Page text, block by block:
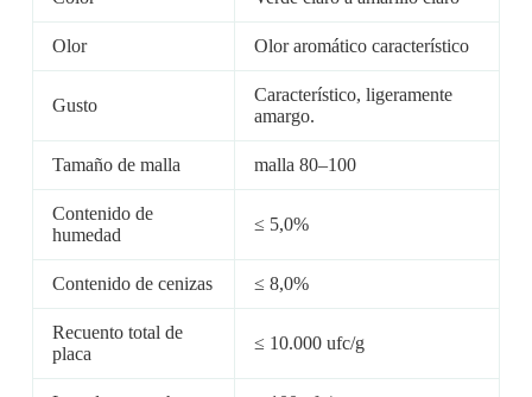
Olor Olor aromático característico
Gusto
Característico, ligeramente
amargo.
Tamaño de malla malla 80–100
Contenido de
humedad
≤ 5,0%
Contenido de cenizas ≤ 8,0%
Recuento total de
placa
≤ 10.000 ufc/g